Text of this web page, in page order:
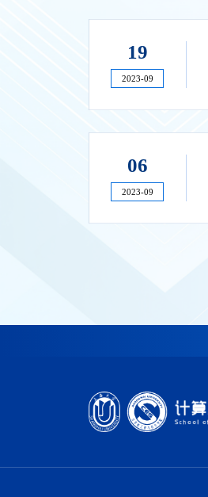
19
2023-09
06
2023-09